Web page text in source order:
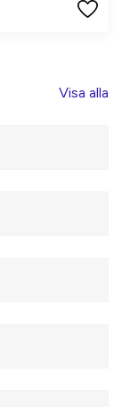
Visa alla